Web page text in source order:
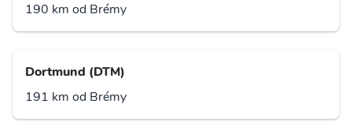
190 km od Brémy
Dortmund (DTM)
191 km od Brémy